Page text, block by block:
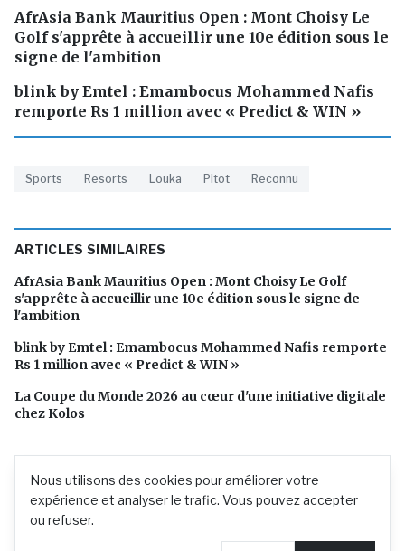
Nous utilisons des cookies pour améliorer votre
expérience et analyser le trafic. Vous pouvez accepter
ou refuser.
AfrAsia Bank Mauritius Open : Mont Choisy Le
Golf s'apprête à accueillir une 10e édition sous le
signe de l'ambition
blink by Emtel : Emambocus Mohammed Nafis
remporte Rs 1 million avec « Predict & WIN »
Sports Resorts Louka Pitot Reconnu
ARTICLES SIMILAIRES
AfrAsia Bank Mauritius Open : Mont Choisy Le Golf
s'apprête à accueillir une 10e édition sous le signe de
l'ambition
blink by Emtel : Emambocus Mohammed Nafis remporte
Rs 1 million avec « Predict & WIN »
La Coupe du Monde 2026 au cœur d'une initiative digitale
chez Kolos